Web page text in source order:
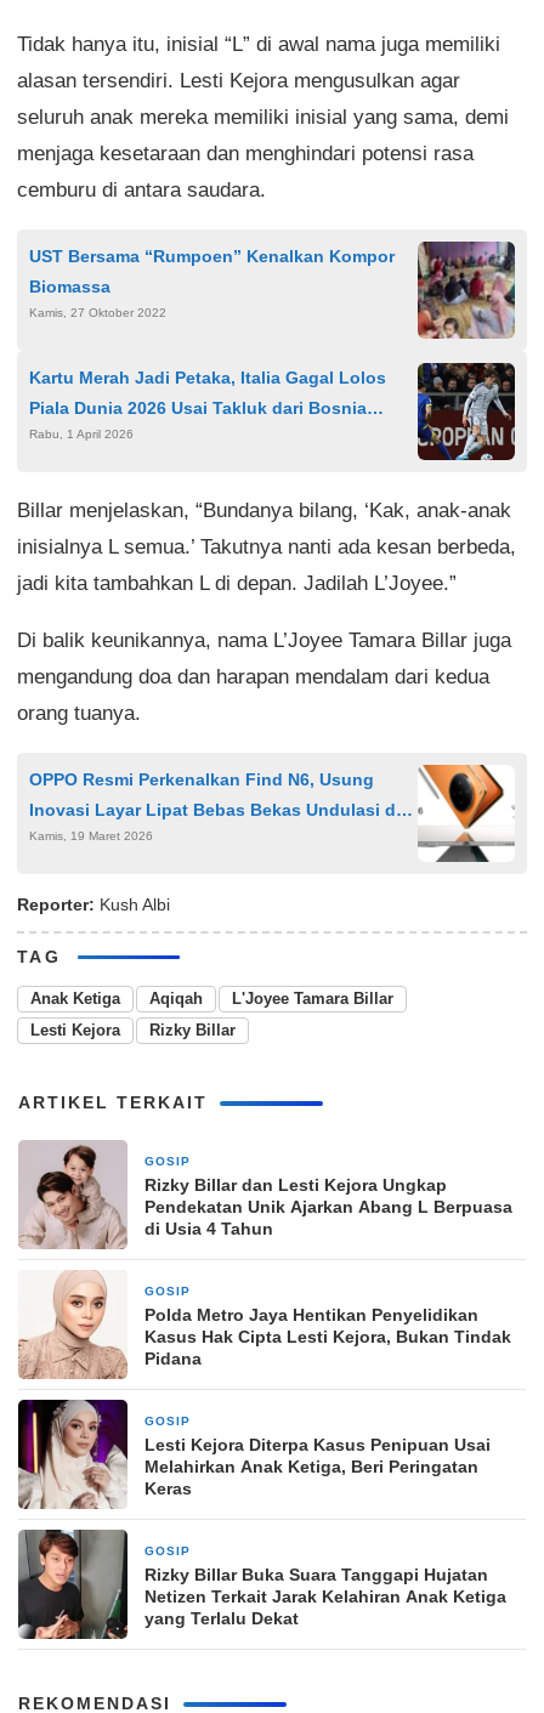
Tidak hanya itu, inisial “L” di awal nama juga memiliki
alasan tersendiri. Lesti Kejora mengusulkan agar
seluruh anak mereka memiliki inisial yang sama, demi
menjaga kesetaraan dan menghindari potensi rasa
cemburu di antara saudara.
UST Bersama “Rumpoen” Kenalkan Kompor
Biomassa
Kamis, 27 Oktober 2022
Kartu Merah Jadi Petaka, Italia Gagal Lolos
Piala Dunia 2026 Usai Takluk dari Bosnia
Lewat Adu Penalti
Rabu, 1 April 2026
Billar menjelaskan, “Bundanya bilang, ‘Kak, anak-anak
inisialnya L semua.’ Takutnya nanti ada kesan berbeda,
jadi kita tambahkan L di depan. Jadilah L’Joyee.”
Di balik keunikannya, nama L’Joyee Tamara Billar juga
mengandung doa dan harapan mendalam dari kedua
orang tuanya.
OPPO Resmi Perkenalkan Find N6, Usung
Inovasi Layar Lipat Bebas Bekas Undulasi dan
Performa Snapdragon 8 Elite Gen 5
Kamis, 19 Maret 2026
Reporter: Kush Albi
TAG
Anak Ketiga Aqiqah
L'Joyee Tamara Billar
Lesti Kejora
Rizky Billar
ARTIKEL TERKAIT
GOSIP
Rizky Billar dan Lesti Kejora Ungkap
Pendekatan Unik Ajarkan Abang L Berpuasa
di Usia 4 Tahun
GOSIP
Polda Metro Jaya Hentikan Penyelidikan
Kasus Hak Cipta Lesti Kejora, Bukan Tindak
Pidana
GOSIP
Lesti Kejora Diterpa Kasus Penipuan Usai
Melahirkan Anak Ketiga, Beri Peringatan
Keras
GOSIP
Rizky Billar Buka Suara Tanggapi Hujatan
Netizen Terkait Jarak Kelahiran Anak Ketiga
yang Terlalu Dekat
REKOMENDASI